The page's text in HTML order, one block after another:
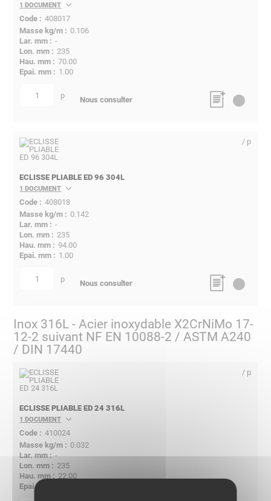
1 DOCUMENT
408017
0.106
-
235
70.00
1.00
quantité p Nous consulter
ECLISSE PLIABLE ED 96 304L
1 DOCUMENT
408018
0.142
-
235
94.00
1.00
quantité p
/ p
Nous consulter
Inox 316L - Acier inoxydable X2CrNiMo 17-
12-2 suivant NF EN 10088-2 / ASTM A240
/ DIN 17440
ECLISSE PLIABLE ED 24 316L
1 DOCUMENT
410024
0.032
-
235
22.00
/ p